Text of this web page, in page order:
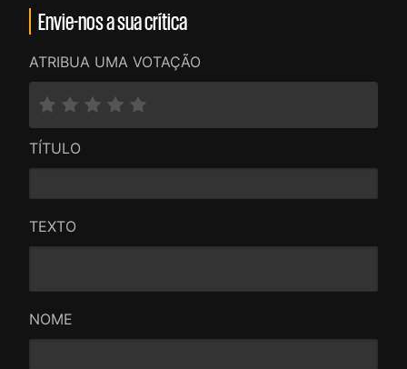
Envie-nos a sua crítica
ATRIBUA UMA VOTAÇÃO
TÍTULO
TEXTO
NOME